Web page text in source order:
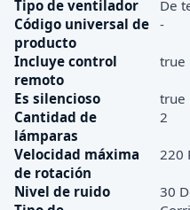
Tipo de ventilador
De
Código universal de
producto
-
Incluye control
remoto
true
Es silencioso
true
Cantidad de
lámparas
2
Velocidad máxima
de rotación
220
Nivel de ruido
30